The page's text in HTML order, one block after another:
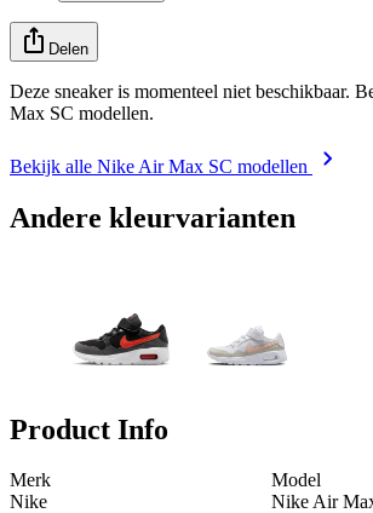
Delen
Deze sneaker is momenteel niet beschikbaar.
Max SC modellen.
Bekijk alle Nike Air Max SC modellen
Andere kleurvarianten
Product Info
Merk
Nike
Model
Nike Air